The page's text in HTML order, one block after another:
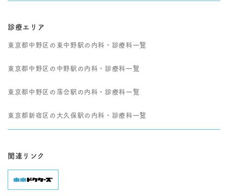
診療エリア
東京都中野区の東中野駅の内科・診療科一覧
東京都中野区の中野駅の内科・診療科一覧
東京都中野区の落合駅の内科・診療科一覧
東京都新宿区の大久保駅の内科・診療科一覧
関連リンク